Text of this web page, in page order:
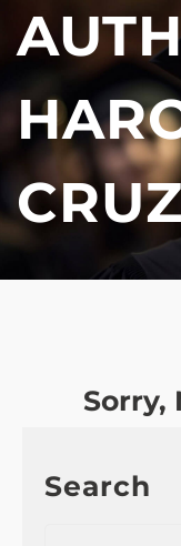
CRUZ
Sorry,
Search